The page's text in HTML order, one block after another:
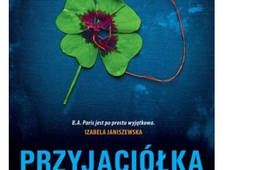
RECENZJE
DO CZYTANIA
NA EKRANIE
KONTAKT